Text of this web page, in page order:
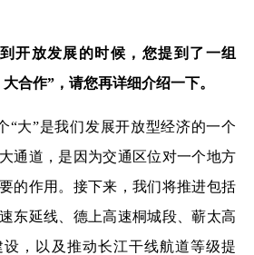
开放发展的时候，您提到了一组
合作”，请您再详细介绍一下。
“大”是我们发展开放型经济的一个
通道，是因为交通区位对一个地方
的作用。接下来，我们将推进包括
东延线、德上高速桐城段、蕲太高
，以及推动长江干线航道等级提